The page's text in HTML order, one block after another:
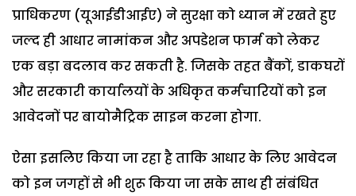
प्राधिकरण (यूआईडीआईए) ने सुरक्षा को ध्यान में रखते हुए
जल्द ही आधार नामांकन और अपडेशन फार्म को लेकर
एक बड़ा बदलाव कर सकती है. जिसके तहत बैंकों, डाकघरों
और सरकारी कार्यालयों के अधिकृत कर्मचारियों को इन
आवेदनों पर बायोमैट्रिक साइन करना होगा.
ऐसा इसलिए किया जा रहा है ताकि आधार के लिए आवेदन
को इन जगहों से भी शुरू किया जा सके साथ ही संबंधित